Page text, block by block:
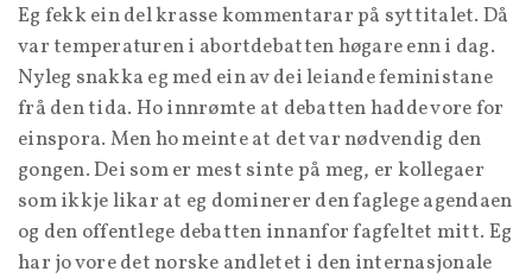
Eg fekk ein del krasse kommentarar på syttitalet. Då
var temperaturen i abortdebatten høgare enn i dag.
Nyleg snakka eg med ein av dei leiande feministane
frå den tida. Ho innrømte at debatten hadde vore for
einspora. Men ho meinte at det var nødvendig den
gongen. Dei som er mest sinte på meg, er kollegaer
som ikkje likar at eg dominerer den faglege agendaen
og den offentlege debatten innanfor fagfeltet mitt. Eg
har jo vore det norske andletet i den internasjonale